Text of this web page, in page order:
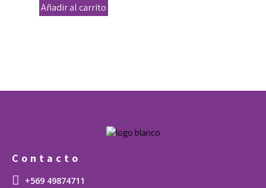
Añadir al carrito
Contacto
+569 49874711